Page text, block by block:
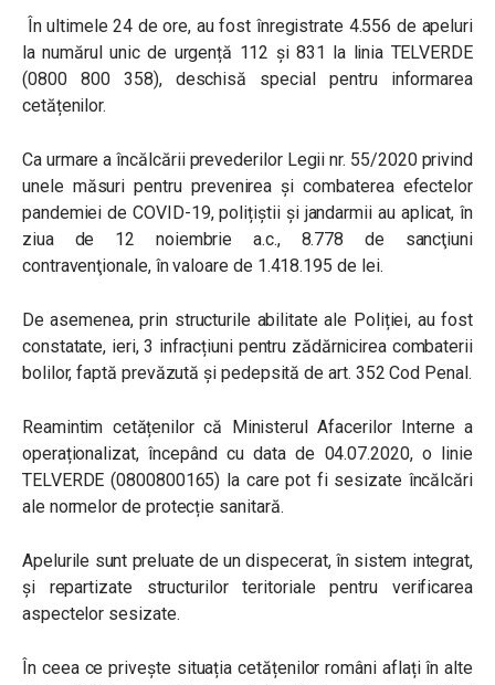
În ultimele 24 de ore, au fost înregistrate 4.556 de apeluri
la numărul unic de urgență 112 și 831 la linia TELVERDE
(0800 800 358), deschisă special pentru informarea
cetățenilor.
Ca urmare a încălcării prevederilor Legii nr. 55/2020 privind
unele măsuri pentru prevenirea și combaterea efectelor
pandemiei de COVID-19, polițiștii și jandarmii au aplicat, în
ziua de 12 noiembrie a.c., 8.778 de sancţiuni
contravenţionale, în valoare de 1.418.195 de lei.
De asemenea, prin structurile abilitate ale Poliției, au fost
constatate, ieri, 3 infracțiuni pentru zădărnicirea combaterii
bolilor, faptă prevăzută și pedepsită de art. 352 Cod Penal.
Reamintim cetățenilor că Ministerul Afacerilor Interne a
operaționalizat, începând cu data de 04.07.2020, o linie
TELVERDE (0800800165) la care pot fi sesizate încălcări
ale normelor de protecție sanitară.
Apelurile sunt preluate de un dispecerat, în sistem integrat,
și repartizate structurilor teritoriale pentru verificarea
aspectelor sesizate.
În ceea ce privește situația cetățenilor români aflați în alte